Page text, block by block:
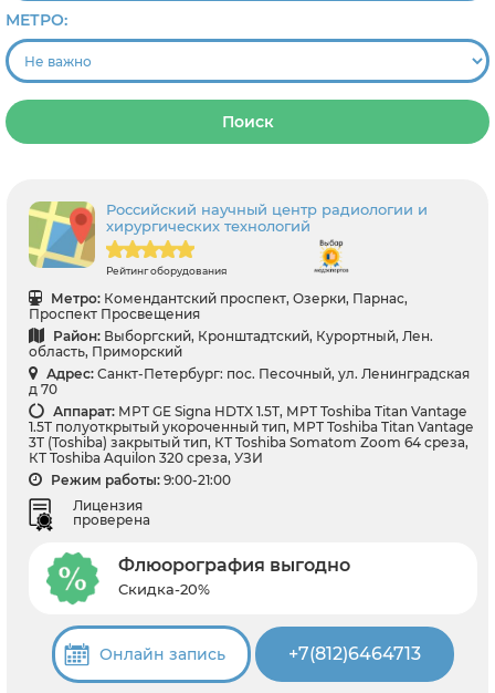
МЕТРО:
Поиск
Российский научный центр радиологии и
хирургических технологий
Рейтинг оборудования
Метро: Комендантский проспект, Озерки, Парнас,
Проспект Просвещения
Район: Выборгский, Кронштадтский, Курортный, Лен.
область, Приморский
Адрес: Санкт-Петербург: пос. Песочный, ул. Ленинградская
д 70
Аппарат: МРТ GE Signa HDTX 1.5T, МРТ Toshiba Titan Vantage
1.5T полуоткрытый укороченный тип, МРТ Toshiba Titan Vantage
3T (Toshiba) закрытый тип, КТ Toshiba Somatom Zoom 64 среза,
КТ Toshiba Aquilon 320 среза, УЗИ
Режим работы: 9:00-21:00
Лицензия
проверена
Флюорография выгодно
Скидка-20%
Онлайн запись +7(812)6464713